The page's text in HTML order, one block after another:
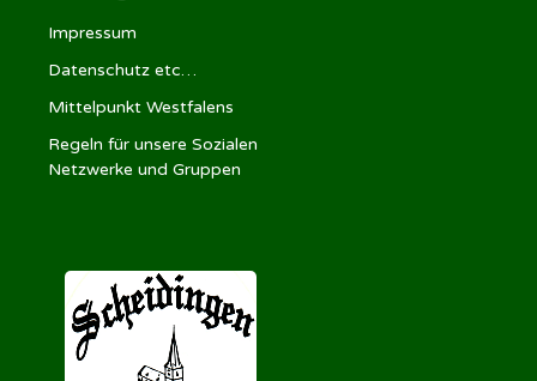
Impressum
Datenschutz etc…
Mittelpunkt Westfalens
Regeln für unsere Sozialen
Netzwerke und Gruppen